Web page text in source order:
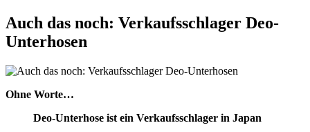
Auch das noch: Verkaufsschlager Deo-
Unterhosen
Ohne Worte…
Deo-Unterhose ist ein Verkaufsschlager in Japan